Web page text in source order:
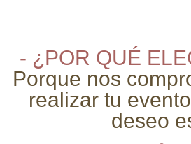
- ¿POR QUÉ
Porque nos
realizar tu
deseo